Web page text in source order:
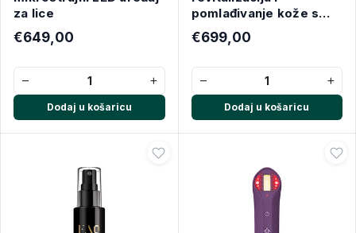
za lice
€649,00
− +
Dodaj u košaricu
pomlađivanje kože s
LED i NIR svjetlom
€699,00
− +
Dodaj u košaricu